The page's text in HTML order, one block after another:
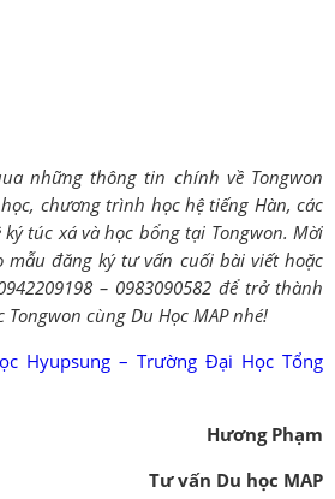
những thông tin chính về Tongwon
chương trình học hệ tiếng Hàn, các
túc xá và học bổng tại Tongwon. Mời
đăng ký tư vấn cuối bài viết hoặc
– 0983090582 để trở thành
cùng Du Học MAP nhé!
Hyupsung – Trường Đại Học Tổng
Hương Phạm
Tư vấn Du học MAP